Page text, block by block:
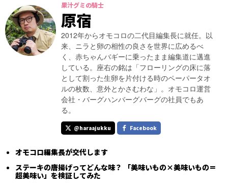
果汁グミの騎士
原宿
2012年からオモコロの二代目編集長に就任。以
来、ニラと卵の相性の良さを世界に広めるべ
く、赤ちゃんバギーに乗ったまま編集道に邁進
している。座右の銘は「フローリングの床に落
として割った生卵を片付ける時のペーパータオ
ルの枚数、意外とかさむわな」。オモコロ運営
会社・バーグハンバーグバーグの社員でもあ
る。
@haraajukku Facebook
オモコロ編集長が交代します
ステーキの唐揚げってどんな味？ 「美味いもの×美味いもの＝
超美味い」を検証してみた